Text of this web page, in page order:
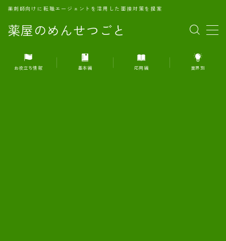
薬屋のめんせつごと
薬剤師向けに転職エージェントを活用した面接対策を提案
MENU
1.転職エージェントとは何か？
お役立ち情報 基本編 応用編 業界別